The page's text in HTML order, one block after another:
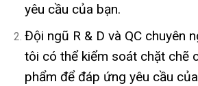
yêu cầu của bạn.
Đội ngũ R & D và QC chuyên
tôi có thể kiểm soát chặt chẽ
phẩm để đáp ứng yêu cầu